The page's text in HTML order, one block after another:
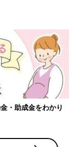
・助成金をわかり